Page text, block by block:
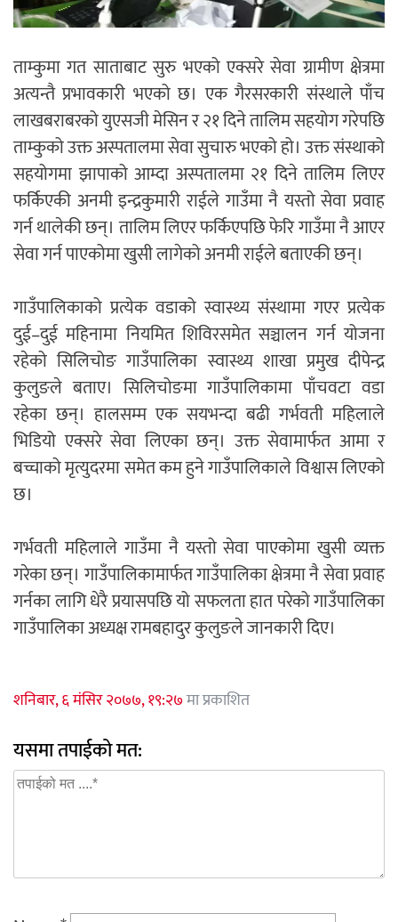
ताम्कुमा गत साताबाट सुरु भएको एक्सरे सेवा ग्रामीण क्षेत्रमा
अत्यन्तै प्रभावकारी भएको छ। एक गैरसरकारी संस्थाले पाँच
लाखबराबरको युएसजी मेसिन र २१ दिने तालिम सहयोग गरेपछि
ताम्कुको उक्त अस्पतालमा सेवा सुचारु भएको हो। उक्त संस्थाको
सहयोगमा झापाको आम्दा अस्पतालमा २१ दिने तालिम लिएर
फर्किएकी अनमी इन्द्रकुमारी राईले गाउँमा नै यस्तो सेवा प्रवाह
गर्न थालेकी छन्। तालिम लिएर फर्किएपछि फेरि गाउँमा नै आएर
सेवा गर्न पाएकोमा खुसी लागेको अनमी राईले बताएकी छन्।
गाउँपालिकाको प्रत्येक वडाको स्वास्थ्य संस्थामा गएर प्रत्येक
दुई–दुई महिनामा नियमित शिविरसमेत सञ्चालन गर्न योजना
रहेको सिलिचोङ गाउँपालिका स्वास्थ्य शाखा प्रमुख दीपेन्द्र
कुलुङले बताए। सिलिचोङमा गाउँपालिकामा पाँचवटा वडा
रहेका छन्। हालसम्म एक सयभन्दा बढी गर्भवती महिलाले
भिडियो एक्सरे सेवा लिएका छन्। उक्त सेवामार्फत आमा र
बच्चाको मृत्युदरमा समेत कम हुने गाउँपालिकाले विश्वास लिएको
छ।
गर्भवती महिलाले गाउँमा नै यस्तो सेवा पाएकोमा खुसी व्यक्त
गरेका छन्। गाउँपालिकामार्फत गाउँपालिका क्षेत्रमा नै सेवा प्रवाह
गर्नका लागि धेरै प्रयासपछि यो सफलता हात परेको गाउँपालिका
गाउँपालिका अध्यक्ष रामबहादुर कुलुङले जानकारी दिए।
शनिबार, ६ मंसिर २०७७, १९:२७मा प्रकाशित
यसमा तपाईको मत: